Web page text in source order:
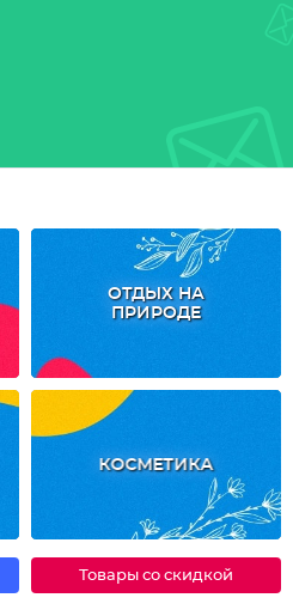
ОТДЫХ НА
ПРИРОДЕ
КОСМЕТИКА
Товары со скидкой